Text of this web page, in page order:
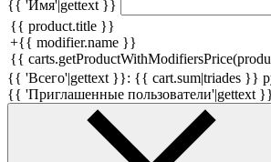
{{ 'Имя'|gettext }}
{{ product.title }}
+{{ modifier.name }}
{{
{{ 'Всего'|gettext }}: {{ cart.sum|triades }}
{{ 'Приглашенные пользователи'|gettext